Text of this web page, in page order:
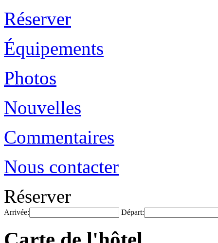
Réserver
Équipements
Photos
Nouvelles
Commentaires
Nous contacter
Réserver
Arrivée: Départ: